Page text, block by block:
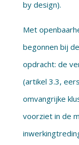
by design).
Met
begonnen bij
opdracht: de
(artikel 3.3,
omvangrijke
voorziet in de